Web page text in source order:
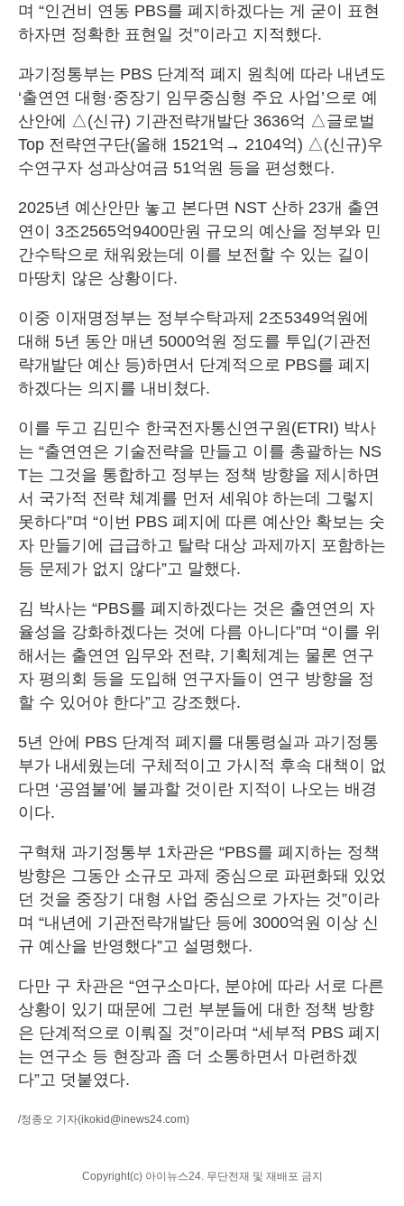
며 “인건비 연동 PBS를 폐지하겠다는 게 굳이 표현
하자면 정확한 표현일 것”이라고 지적했다.
과기정통부는 PBS 단계적 폐지 원칙에 따라 내년도
‘출연연 대형·중장기 임무중심형 주요 사업’으로 예
산안에 △(신규) 기관전략개발단 3636억 △글로벌
Top 전략연구단(올해 1521억→ 2104억) △(신규)우
수연구자 성과상여금 51억원 등을 편성했다.
2025년 예산안만 놓고 본다면 NST 산하 23개 출연
연이 3조2565억9400만원 규모의 예산을 정부와 민
간수탁으로 채워왔는데 이를 보전할 수 있는 길이
마땅치 않은 상황이다.
이중 이재명정부는 정부수탁과제 2조5349억원에
대해 5년 동안 매년 5000억원 정도를 투입(기관전
략개발단 예산 등)하면서 단계적으로 PBS를 폐지
하겠다는 의지를 내비쳤다.
이를 두고 김민수 한국전자통신연구원(ETRI) 박사
는 “출연연은 기술전략을 만들고 이를 총괄하는 NS
T는 그것을 통합하고 정부는 정책 방향을 제시하면
서 국가적 전략 쳬계를 먼저 세워야 하는데 그렇지
못하다”며 “이번 PBS 폐지에 따른 예산안 확보는 숫
자 만들기에 급급하고 탈락 대상 과제까지 포함하는
등 문제가 없지 않다”고 말했다.
김 박사는 “PBS를 폐지하겠다는 것은 출연연의 자
율성을 강화하겠다는 것에 다름 아니다”며 “이를 위
해서는 출연연 임무와 전략, 기획체계는 물론 연구
자 평의회 등을 도입해 연구자들이 연구 방향을 정
할 수 있어야 한다”고 강조했다.
5년 안에 PBS 단계적 폐지를 대통령실과 과기정통
부가 내세웠는데 구체적이고 가시적 후속 대책이 없
다면 ‘공염불’에 불과할 것이란 지적이 나오는 배경
이다.
구혁채 과기정통부 1차관은 “PBS를 폐지하는 정책
방향은 그동안 소규모 과제 중심으로 파편화돼 있었
던 것을 중장기 대형 사업 중심으로 가자는 것”이라
며 “내년에 기관전략개발단 등에 3000억원 이상 신
규 예산을 반영했다”고 설명했다.
다만 구 차관은 “연구소마다, 분야에 따라 서로 다른
상황이 있기 때문에 그런 부분들에 대한 정책 방향
은 단계적으로 이뤄질 것”이라며 “세부적 PBS 폐지
는 연구소 등 현장과 좀 더 소통하면서 마련하겠
다”고 덧붙였다.
/정종오 기자(ikokid@inews24.com)
Copyright(c) 아이뉴스24. 무단전재 및 재배포 금지